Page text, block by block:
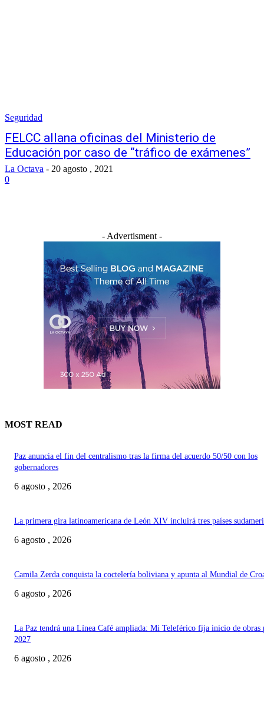
Seguridad
FELCC allana oficinas del Ministerio de
Educación por caso de “tráfico de exámenes”
La Octava - 20 agosto , 2021
0
- Advertisment -
MOST READ
Paz anuncia el fin del centralismo tras la firma del acuerdo 50/50 con los
gobernadores
6 agosto , 2026
La primera gira latinoamericana de León XIV incluirá tres países
6 agosto , 2026
Camila Zerda conquista la coctelería boliviana y apunta al Mundial de
6 agosto , 2026
La Paz tendrá una Línea Café ampliada: Mi Teleférico fija inicio de obras
2027
6 agosto , 2026